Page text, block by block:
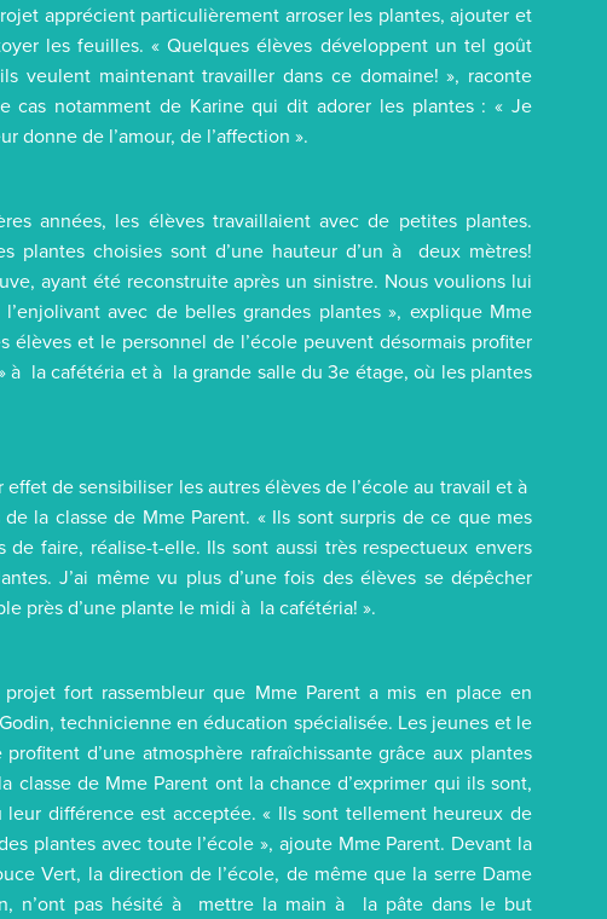
apprécient particulièrement arroser les plantes, ajouter et
les feuilles. « Quelques élèves développent un tel goût
veulent maintenant travailler dans ce domaine! », raconte
cas notamment de Karine qui dit adorer les plantes : « Je
donne de l’amour, de l’affection ».
années, les élèves travaillaient avec de petites plantes.
plantes choisies sont d’une hauteur d’un à deux mètres!
ayant été reconstruite après un sinistre. Nous voulions lui
avec de belles grandes plantes », explique Mme
élèves et le personnel de l’école peuvent désormais profiter
à la cafétéria et à la grande salle du 3e étage, où les plantes
effet de sensibiliser les autres élèves de l’école au travail et à
la classe de Mme Parent. « Ils sont surpris de ce que mes
de faire, réalise-t-elle. Ils sont aussi très respectueux envers
J’ai même vu plus d’une fois des élèves se dépêcher
près d’une plante le midi à la cafétéria! ».
projet fort rassembleur que Mme Parent a mis en place en
technicienne en éducation spécialisée. Les jeunes et le
profitent d’une atmosphère rafraîchissante grâce aux plantes
classe de Mme Parent ont la chance d’exprimer qui ils sont,
différence est acceptée. « Ils sont tellement heureux de
plantes avec toute l’école », ajoute Mme Parent. Devant la
Vert, la direction de l’école, de même que la serre Dame
n’ont pas hésité à mettre la main à la pâte dans le but